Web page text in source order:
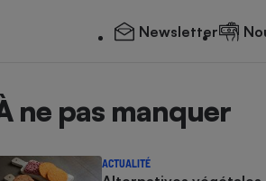
Newsletter
ne pas manquer
ACTUALITÉ